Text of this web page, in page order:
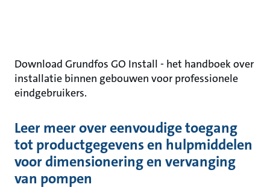
Download Grundfos GO Install - het handboek over
installatie binnen gebouwen voor professionele
eindgebruikers.
Leer meer over eenvoudige toegang
tot productgegevens en hulpmiddelen
voor dimensionering en vervanging
van pompen